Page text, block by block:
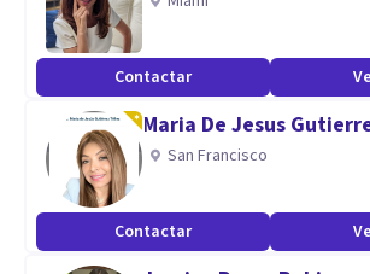
Contactar
Maria De Jesus
San Francisco
Contactar